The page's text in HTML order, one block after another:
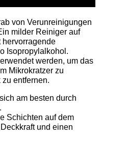
von Verunreinigungen
milder Reiniger auf
hervorragende
Isopropylalkohol.
werden, um das
Mikrokratzer zu
entfernen.
am besten durch
Schichten auf dem
und einen